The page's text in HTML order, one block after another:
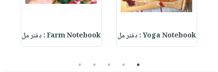
Yoga Notebook : دفتر مل Farm Notebook : دفتر مل
1
2
3
4
5